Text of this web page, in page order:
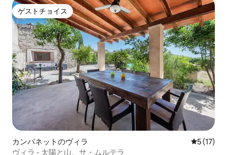
ゲストチョイス
ゲストチョイス
カンパネットのヴィラ レビュー
5 (17)
ヴィラ - 太陽と山、サ・ムルテラ